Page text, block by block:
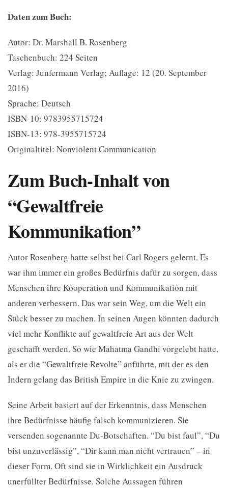
Daten zum Buch:
Autor: Dr. Marshall B. Rosenberg
Taschenbuch: 224 Seiten
Verlag: Junfermann Verlag; Auflage: 12 (20. September
2016)
Sprache: Deutsch
ISBN-10: 9783955715724
ISBN-13: 978-3955715724
Originaltitel: Nonviolent Communication
Zum Buch-Inhalt von
“Gewaltfreie
Kommunikation”
Autor Rosenberg hatte selbst bei Carl Rogers gelernt. Es
war ihm immer ein großes Bedürfnis dafür zu sorgen, dass
Menschen ihre Kooperation und Kommunikation mit
anderen verbessern. Das war sein Weg, um die Welt ein
Stück besser zu machen. In seinen Augen könnten dadurch
viel mehr Konflikte auf gewaltfreie Art aus der Welt
geschafft werden. So wie Mahatma Gandhi vorgelebt hatte,
als er die “Gewaltfreie Revolte” anführte, mit der es den
Indern gelang das British Empire in die Knie zu zwingen.
Seine Arbeit basiert auf der Erkenntnis, dass Menschen
ihre Bedürfnisse häufig falsch kommunizieren. Sie
versenden sogenannte Du-Botschaften. “Du bist faul”, “Du
bist unzuverlässig”, “Dir kann man nicht vertrauen” – in
dieser Form. Oft sind sie in Wirklichkeit ein Ausdruck
unerfüllter Bedürfnisse. Solche Aussagen führen